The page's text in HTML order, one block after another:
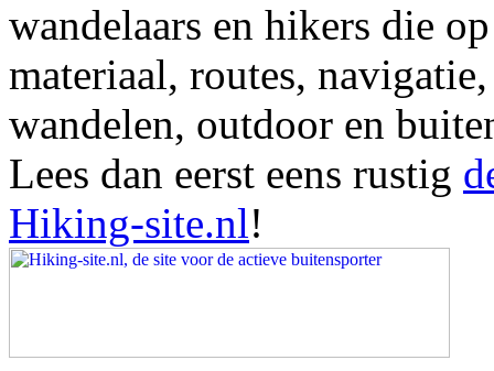
wandelaars en hikers die
materiaal, routes,
wandelen, outdoor en
Lees dan eerst eens rustig
Hiking-site.nl!